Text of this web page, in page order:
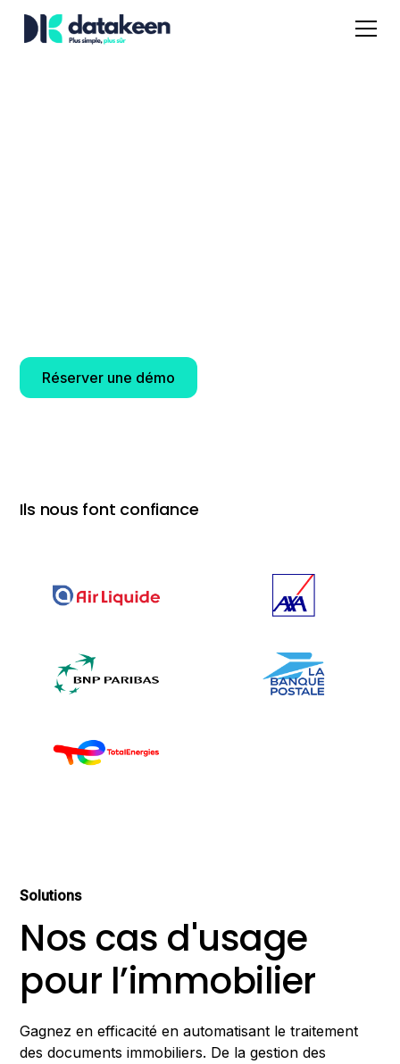
Réserver une démo
Ils nous font confiance
Solutions
Nos cas d'usage
pour l’immobilier
Gagnez en efficacité en automatisant le traitement
des documents immobiliers. De la gestion des